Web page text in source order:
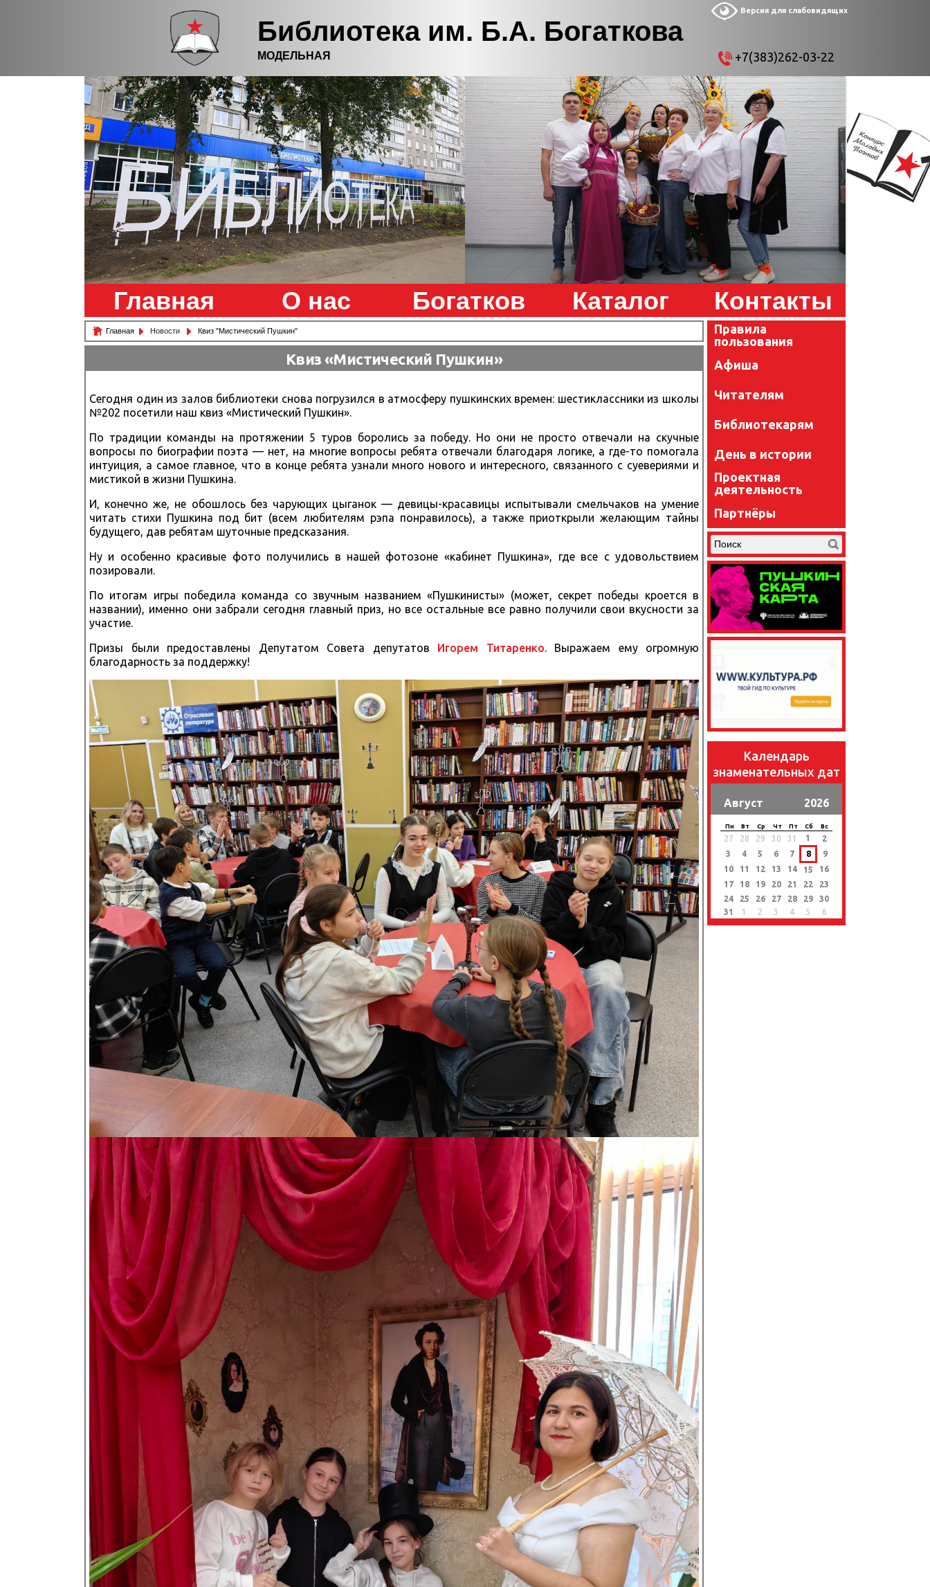
Библиотека им. Б.А. Богаткова
МОДЕЛЬНАЯ
Версия для слабовидящих
+7(383)262-03-22
Главная О нас Богатков Каталог Контакты
Главная Новости Квиз "Мистический Пушкин"
Квиз «Мистический Пушкин»
Сегодня один из залов библиотеки снова погрузился в атмосферу пушкинских времен: шестиклассники из школы
№202 посетили наш квиз «Мистический Пушкин».
По традиции команды на протяжении 5 туров боролись за победу. Но они не просто отвечали на скучные
вопросы по биографии поэта — нет, на многие вопросы ребята отвечали благодаря логике, а где-то помогала
интуиция, а самое главное, что в конце ребята узнали много нового и интересного, связанного с суевериями и
мистикой в жизни Пушкина.
И, конечно же, не обошлось без чарующих цыганок — девицы-красавицы испытывали смельчаков на умение
читать стихи Пушкина под бит (всем любителям рэпа понравилось), а также приоткрыли желающим тайны
будущего, дав ребятам шуточные предсказания.
Ну и особенно красивые фото получились в нашей фотозоне «кабинет Пушкина», где все с удовольствием
позировали.
По итогам игры победила команда со звучным названием «Пушкинисты» (может, секрет победы кроется в
названии), именно они забрали сегодня главный приз, но все остальные все равно получили свои вкусности за
участие.
Призы были предоставлены Депутатом Совета депутатов
Игорем Титаренко. Выражаем ему огромную
благодарность за поддержку!
Правила
пользования
Афиша
Читателям
Библиотекарям
День в истории
Проектная
деятельность
Партнёры
Календарь
знаменательных дат
Август 2026
Пн Вт Ср Чт Пт Сб Вс
27 28 29 30 31 1
2
3
4 5 6 7 8
9
10
11 12 13 14 15
16
17
18 19 20 21 22
23
24
25 26 27 28 29
30
31
1 2 3 4 5 6